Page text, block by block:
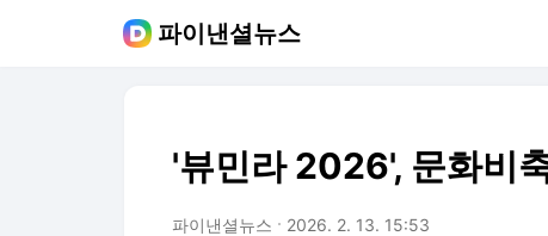
파이낸셜뉴스
'뷰민라 2026', 문화비
파이낸셜뉴스 2026. 2. 13. 15:53